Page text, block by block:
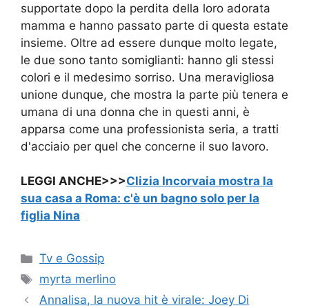
supportate dopo la perdita della loro adorata
mamma e hanno passato parte di questa estate
insieme. Oltre ad essere dunque molto legate,
le due sono tanto somiglianti: hanno gli stessi
colori e il medesimo sorriso. Una meravigliosa
unione dunque, che mostra la parte più tenera e
umana di una donna che in questi anni, è
apparsa come una professionista seria, a tratti
d'acciaio per quel che concerne il suo lavoro.
LEGGI ANCHE>>>Clizia Incorvaia mostra la
sua casa a Roma: c'è un bagno solo per la
figlia Nina
Categorie
Tv e Gossip
Tag
myrta merlino
Annalisa, la nuova hit è virale: Joey Di